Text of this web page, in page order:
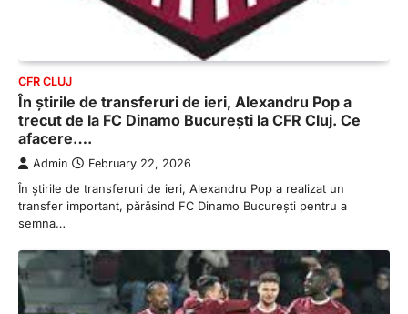
CFR CLUJ
În știrile de transferuri de ieri, Alexandru Pop a
trecut de la FC Dinamo București la CFR Cluj. Ce
afacere….
Admin February 22, 2026
În știrile de transferuri de ieri, Alexandru Pop a realizat un
transfer important, părăsind FC Dinamo București pentru a
semna…